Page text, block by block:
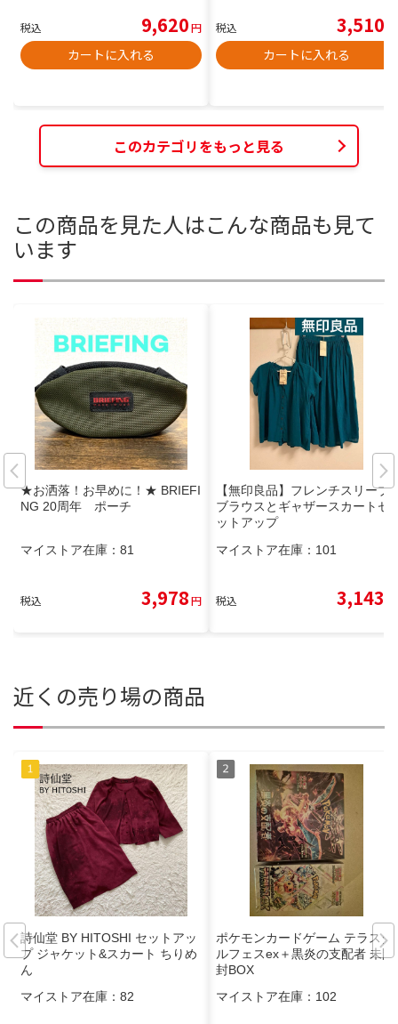
税込 9,620円
カートに入れる
税込 3,510
カートに入れる
このカテゴリをもっと見る
この商品を見た人はこんな商品も見て
います
★お洒落！お早めに！★ BRIEFI
NG 20周年 ポーチ
マイストア在庫： 81
税込 3,978円
【無印良品】フレンチスリーブ
ブラウスとギャザースカートセ
ットアップ
マイストア在庫： 101
税込 3,143
近くの売り場の商品
詩仙堂 BY HITOSHI セットアッ
プ ジャケット&スカート ちりめ
ん
マイストア在庫： 82
ポケモンカードゲーム テラスタ
ルフェスex＋黒炎の支配者 未開
封BOX
マイストア在庫： 102